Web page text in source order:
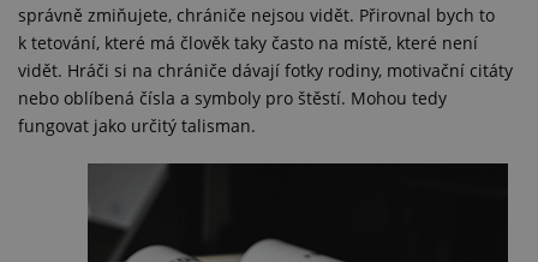
správně zmiňujete, chrániče nejsou vidět. Přirovnal bych to
k tetování, které má člověk taky často na místě, které není
vidět. Hráči si na chrániče dávají fotky rodiny, motivační citáty
nebo oblíbená čísla a symboly pro štěstí. Mohou tedy
fungovat jako určitý talisman.